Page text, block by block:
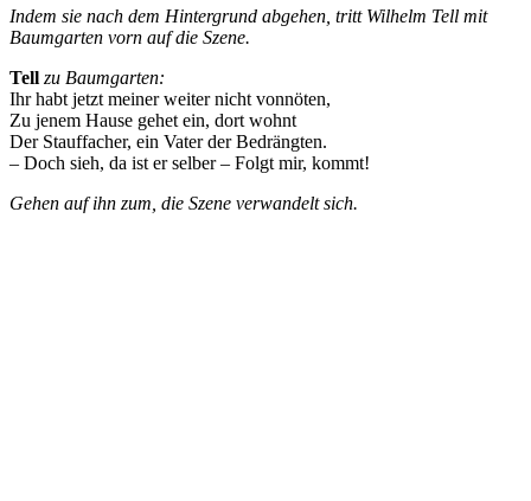
Indem sie nach dem Hintergrund abgehen, tritt Wilhelm Tell mit
Baumgarten vorn auf die Szene.
Tell zu Baumgarten:
Ihr habt jetzt meiner weiter nicht vonnöten,
Zu jenem Hause gehet ein, dort wohnt
Der Stauffacher, ein Vater der Bedrängten.
– Doch sieh, da ist er selber – Folgt mir, kommt!
Gehen auf ihn zum, die Szene verwandelt sich.